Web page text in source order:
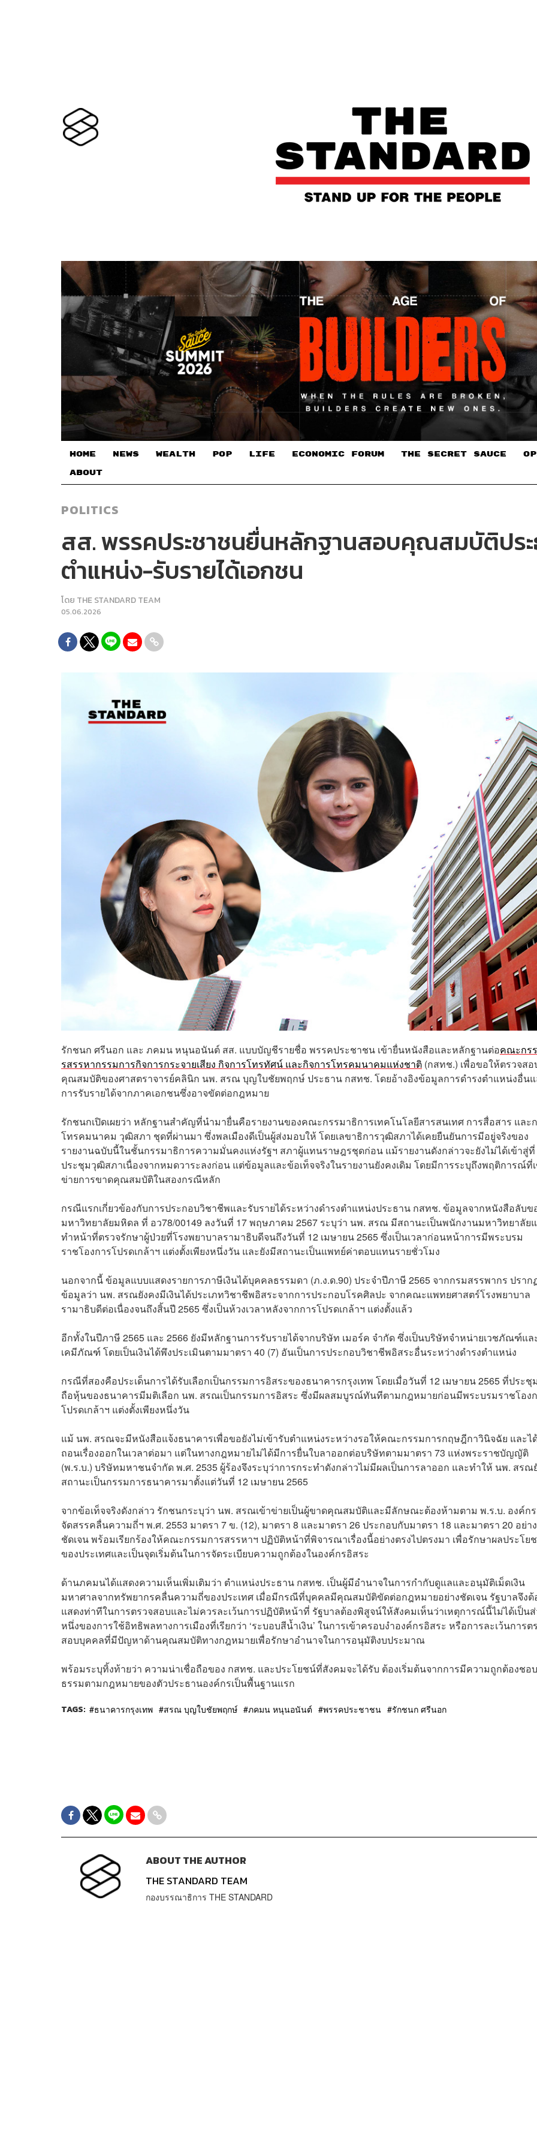
HOME NEWS WEALTH POP LIFE ECONOMIC FORUM THE SECRET SAUCE​
ABOUT
POLITICS
สส. พรรคประชาชนยื่นหลักฐานสอบคุณสมบัติปร
ตำแหน่ง-รับรายได้เอกชน
โดย THE STANDARD TEAM
05.06.2026
รักชนก ศรีนอก และ ภคมน หนุนอนันต์ สส. แบบบัญชีรายชื่อ พรรคประชาชน เข้ายื่นหนังสือและหลักฐานต่อคณะกร
รสรรหากรรมการกิจการกระจายเสียง กิจการโทรทัศน์ และกิจการโทรคมนาคมแห่งชาติ (กสทช.) เพื่อขอให้ตรวจสอ
คุณสมบัติของศาสตราจารย์คลินิก นพ. สรณ บุญใบชัยพฤกษ์ ประธาน กสทช. โดยอ้างอิงข้อมูลการดำรงตำแหน่งอื่นแ
การรับรายได้จากภาคเอกชนซึ่งอาจขัดต่อกฎหมาย
รักชนกเปิดเผยว่า หลักฐานสำคัญที่นำมายื่นคือรายงานของคณะกรรมาธิการเทคโนโลยีสารสนเทศ การสื่อสาร และ
โทรคมนาคม วุฒิสภา ชุดที่ผ่านมา ซึ่งพลเมืองดีเป็นผู้ส่งมอบให้ โดยเลขาธิการวุฒิสภาได้เคยยืนยันการมีอยู่จริงของ
รายงานฉบับนี้ในชั้นกรรมาธิการความมั่นคงแห่งรัฐฯ สภาผู้แทนราษฎรชุดก่อน แม้รายงานดังกล่าวจะยังไม่ได้เข้าสู่ที่
ประชุมวุฒิสภาเนื่องจากหมดวาระลงก่อน แต่ข้อมูลและข้อเท็จจริงในรายงานยังคงเดิม โดยมีการระบุถึงพฤติการณ์ที่
ข่ายการขาดคุณสมบัติในสองกรณีหลัก
กรณีแรกเกี่ยวข้องกับการประกอบวิชาชีพและรับรายได้ระหว่างดำรงตำแหน่งประธาน กสทช. ข้อมูลจากหนังสือลับข
มหาวิทยาลัยมหิดล ที่ อว78/00149 ลงวันที่ 17 พฤษภาคม 2567 ระบุว่า นพ. สรณ มีสถานะเป็นพนักงานมหาวิทยาลัย
ทำหน้าที่ตรวจรักษาผู้ป่วยที่โรงพยาบาลรามาธิบดีจนถึงวันที่ 12 เมษายน 2565 ซึ่งเป็นเวลาก่อนหน้าการมีพระบรม
ราชโองการโปรดเกล้าฯ แต่งตั้งเพียงหนึ่งวัน และยังมีสถานะเป็นแพทย์ค่าตอบแทนรายชั่วโมง
นอกจากนี้ ข้อมูลแบบแสดงรายการภาษีเงินได้บุคคลธรรมดา (ภ.ง.ด.90) ประจำปีภาษี 2565 จากกรมสรรพากร ปราก
ข้อมูลว่า นพ. สรณยังคงมีเงินได้ประเภทวิชาชีพอิสระจากการประกอบโรคศิลปะ จากคณะแพทยศาสตร์โรงพยาบาล
รามาธิบดีต่อเนื่องจนถึงสิ้นปี 2565 ซึ่งเป็นห้วงเวลาหลังจากการโปรดเกล้าฯ แต่งตั้งแล้ว
อีกทั้งในปีภาษี 2565 และ 2566 ยังมีหลักฐานการรับรายได้จากบริษัท เมอร์ค จำกัด ซึ่งเป็นบริษัทจำหน่ายเวชภัณฑ์แล
เคมีภัณฑ์ โดยเป็นเงินได้พึงประเมินตามมาตรา 40 (7) อันเป็นการประกอบวิชาชีพอิสระอื่นระหว่างดำรงตำแหน่ง
กรณีที่สองคือประเด็นการได้รับเลือกเป็นกรรมการอิสระของธนาคารกรุงเทพ โดยเมื่อวันที่ 12 เมษายน 2565 ที่ประชุ
ถือหุ้นของธนาคารมีมติเลือก นพ. สรณเป็นกรรมการอิสระ ซึ่งมีผลสมบูรณ์ทันทีตามกฎหมายก่อนมีพระบรมราชโอง
โปรดเกล้าฯ แต่งตั้งเพียงหนึ่งวัน
แม้ นพ. สรณจะมีหนังสือแจ้งธนาคารเพื่อขอยังไม่เข้ารับตำแหน่งระหว่างรอให้คณะกรรมการกฤษฎีกาวินิจฉัย และไ
ถอนเรื่องออกในเวลาต่อมา แต่ในทางกฎหมายไม่ได้มีการยื่นใบลาออกต่อบริษัทตามมาตรา 73 แห่งพระราชบัญญัติ
(พ.ร.บ.) บริษัทมหาชนจำกัด พ.ศ. 2535 ผู้ร้องจึงระบุว่าการกระทำดังกล่าวไม่มีผลเป็นการลาออก และทำให้ นพ. สรณ
สถานะเป็นกรรมการธนาคารมาตั้งแต่วันที่ 12 เมษายน 2565
จากข้อเท็จจริงดังกล่าว รักชนกระบุว่า นพ. สรณเข้าข่ายเป็นผู้ขาดคุณสมบัติและมีลักษณะต้องห้ามตาม พ.ร.บ. องค์กร
จัดสรรคลื่นความถี่ฯ พ.ศ. 2553 มาตรา 7 ข. (12), มาตรา 8 และมาตรา 26 ประกอบกับมาตรา 18 และมาตรา 20 อย่าง
ชัดเจน พร้อมเรียกร้องให้คณะกรรมการสรรหาฯ ปฏิบัติหน้าที่พิจารณาเรื่องนี้อย่างตรงไปตรงมา เพื่อรักษาผลประโย
ของประเทศและเป็นจุดเริ่มต้นในการจัดระเบียบความถูกต้องในองค์กรอิสระ
ด้านภคมนได้แสดงความเห็นเพิ่มเติมว่า ตำแหน่งประธาน กสทช. เป็นผู้มีอำนาจในการกำกับดูแลและอนุมัติเม็ดเงิน
มหาศาลจากทรัพยากรคลื่นความถี่ของประเทศ เมื่อมีกรณีที่บุคคลมีคุณสมบัติขัดต่อกฎหมายอย่างชัดเจน รัฐบาลจึงต้
แสดงท่าทีในการตรวจสอบและไม่ควรละเว้นการปฏิบัติหน้าที่ รัฐบาลต้องพิสูจน์ให้สังคมเห็นว่าเหตุการณ์นี้ไม่ได้เป็น
หนึ่งของการใช้อิทธิพลทางการเมืองที่เรียกว่า ‘ระบอบสีน้ำเงิน’ ในการเข้าครอบงำองค์กรอิสระ หรือการละเว้นการต
สอบบุคคลที่มีปัญหาด้านคุณสมบัติทางกฎหมายเพื่อรักษาอำนาจในการอนุมัติงบประมาณ
พร้อมระบุทิ้งท้ายว่า ความน่าเชื่อถือของ กสทช. และประโยชน์ที่สังคมจะได้รับ ต้องเริ่มต้นจากการมีความถูกต้องชอบ
ธรรมตามกฎหมายของตัวประธานองค์กรเป็นพื้นฐานแรก
TAGS: ธนาคารกรุงเทพ สรณ บุญใบชัยพฤกษ์ ภคมน หนุนอนันต์ พรรคประชาชน รักชนก ศรีนอก
ABOUT THE AUTHOR
THE STANDARD TEAM
กองบรรณาธิการ THE STANDARD